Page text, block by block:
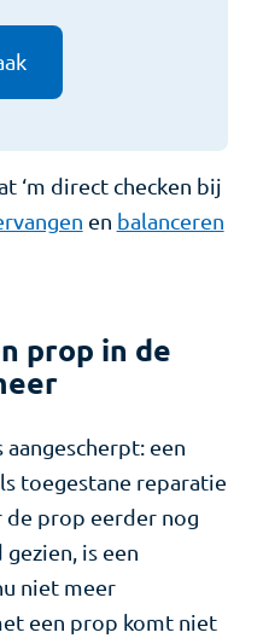
‘m direct checken bij
en balanceren
prop in de
een
toegestane reparatie
de prop eerder nog
is een
niet meer
een prop komt niet